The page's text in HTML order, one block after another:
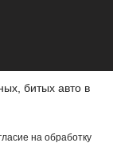
битых авто в
на обработку